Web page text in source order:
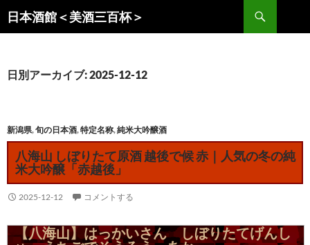
ン
ツ
キ
ッ
日本酒館＜美酒三百杯＞
索
日別アーカイブ: 2025-12-12
新潟県,旬の日本酒,特定名称,純米大吟醸酒
八海山 しぼりたて原酒 越後で候 赤｜人気の冬の純
米大吟醸「赤越後」
2025-12-12 コメントする
【八海山】はっかいさん しぼりたてげんし